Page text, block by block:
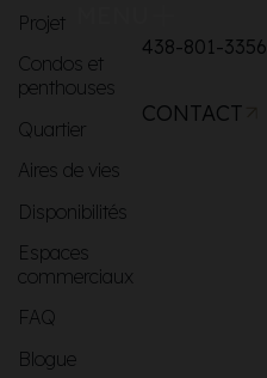
Projet
Condos et
penthouses
Quartier
Aires de vies
Disponibilités
Espaces
commerciaux
FAQ
Blogue
438-801-3356
CONTACT